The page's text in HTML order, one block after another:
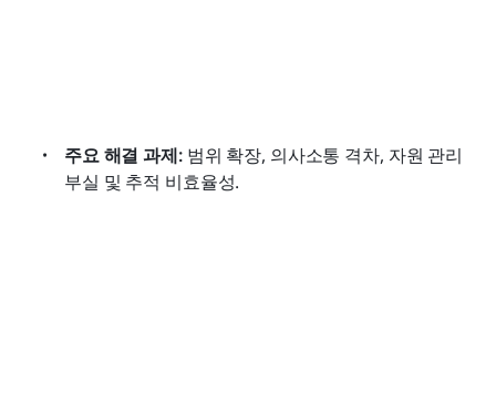
주요 해결 과제: 범위 확장, 의사소통 격차, 자원 관리
부실 및 추적 비효율성.